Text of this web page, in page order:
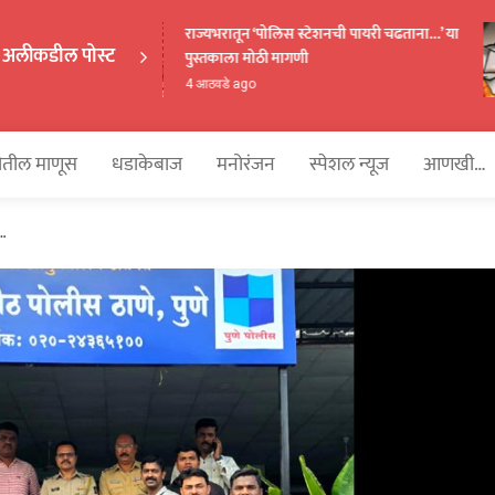
अलीकडील पोस्ट
राज्यभरातून ‘पोलिस स्टेशनची पायरी चढताना…’ या
पुस्तकाला मोठी मागणी
4 आठवडे ago
माणूस धडाकेबाज मनोरंजन स्पेशल न्यूज आणखी…